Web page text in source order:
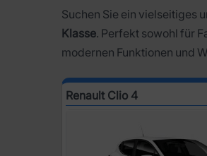
Suchen Sie ein vielseitiges
Klasse. Perfekt sowohl für
modernen Funktionen und
Renault Clio 4